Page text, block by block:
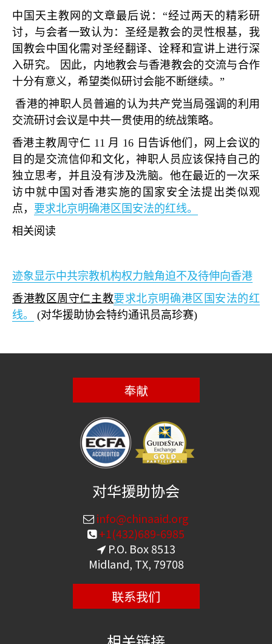
中国天主教网的文章最后说： “经过两天的精彩研
讨，与会者一致认为：圣经是教会的灵性根基，我
国教会中国化需对圣经翻译、诠释和宣讲上进行深
入研究。 因此，内地教会与香港教会的交流与合作
十分有意义，希望类似研讨会能不断继续。 ”
香港的神职人员普遍的认为共产党当局强调的利用
交流研讨会议是中共一贯使用的统战策略。
香港主教周守仁 11 月 16 日告诉他们，网上会议的
目的是交流信仰和文化，神职人员应该保持自己的
独立思考，并且没有涉及洗脑。他在最近的一次采
访中就中国对香港实施的国家安全法提出类似观
点， 要求北京明确港区国安法的红线。
相关阅读
迹象显示中共宗教机构权力触角迫不及待伸向香港
香港教区周守仁主教要求北京明确港区国安法的红
线。
(对华援助协会特约通讯员高珍赛)
奉献
对华援助协会
info@chinaaid.org
+1(432)689-6985
P.O. Box 8513
Midland, TX, 79708
联系我们